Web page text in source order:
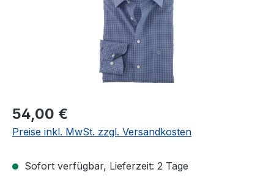
Regulärer Preis:
54,00 €
Preise inkl. MwSt. zzgl. Versandkosten
Sofort verfügbar, Lieferzeit: 2 Tage